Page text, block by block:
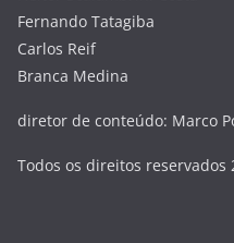
Fernando Tatagiba
Carlos Reif
Branca Medina
diretor de conteúdo: Marco
Todos os direitos